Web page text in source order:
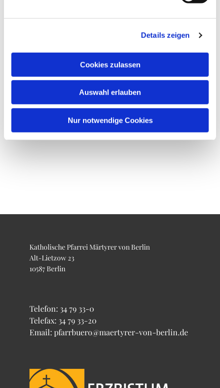
Details zeigen
Cookies zulassen
Auswahl erlauben
Nur notwendige Cookies
Katholische Pfarrei Märtyrer von Berlin
Alt-Lietzow 23
10587 Berlin
Telefon: 34 79 33-0
Telefax: 34 79 33-20
Email: pfarrbuero@maertyrer-von-berlin.de